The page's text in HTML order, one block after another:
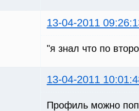
13-04-2011
"я знал что по
13-04-2011
Профиль можно